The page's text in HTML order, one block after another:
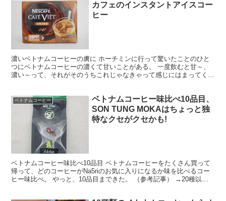
カフェのインスタントアイスコー
ヒー
濃いベトナムコーヒーの虜に ホーチミンに行って驚いたことのひと
つにベトナムコーヒーの濃くて甘いことがある。 一度飲むと甘～、
濃い～って、それがそのうちこれじゃなきゃって感じにはまってく
ベトナムコーヒー
ベトナムコーヒー味比べ10品目、
SON TUNG MOKAはちょっと独
特なクセがクセかも!
ベトナムコーヒー味比べ10品目 ベトナムコーヒーをたくさん買って
帰って、どのコーヒーがNa5riのお気に入りになるか味を比べるコー
ヒー味比べ。 やっと、10品目まできた。 （参考記事） →20種以上